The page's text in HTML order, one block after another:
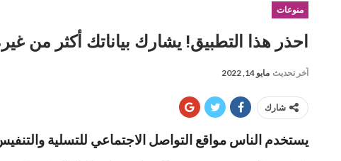
منوعات
احذر هذا التطبيق! يشارك بياناتك أكثر من
آخر تحديث مايو 14, 2022
شارك
يستخدم الناس مواقع التواصل الاجتماعي للتسلية